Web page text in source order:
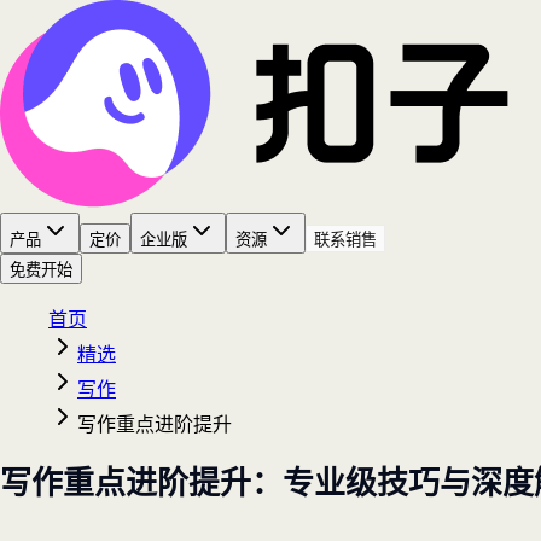
产品 定价 企业版 资源
联系销售
免费开始
首页
精选
写作
写作重点进阶提升
写作重点进阶提升：专业级技巧与深